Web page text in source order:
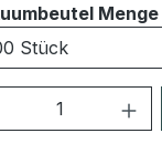
Menge